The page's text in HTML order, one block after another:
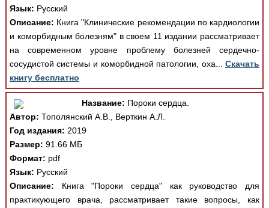
Язык: Русский
Описание: Книга "Клинические рекомендации по кардиологии
и коморбидным болезням" в своем 11 издании рассматривает
на современном уровне проблему болезней сердечно-
сосудистой системы и коморбидной патологии, оха...Скачать
книгу бесплатно
Название: Пороки сердца.
Автор: Тополянский А.В., Верткин А.Л.
Год издания: 2019
Размер: 91.66 МБ
Формат: pdf
Язык: Русский
Описание: Книга "Пороки сердца" как руководство для
практикующего врача, рассматривает такие вопросы, как